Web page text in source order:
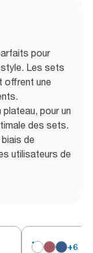
pour
Les sets
offrent une
pour un
des sets.
de
utilisateurs de
+6